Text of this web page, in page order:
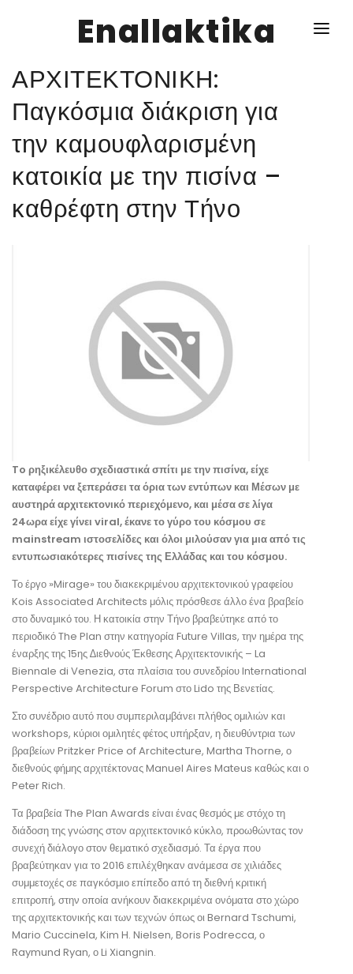
Enallaktika
NEWS
ΥΓΕΙΑ
ΣΥΝΤΑΓΕΣ
ΔΙΑΦΟΡΑ
ΑΡΧΙΤΕΚΤΟΝΙΚΗ:
Παγκόσμια διάκριση για
την καμουφλαρισμένη
κατοικία με την πισίνα –
καθρέφτη στην Τήνο
To ρηξικέλευθο σχεδιαστικά σπίτι με την πισίνα, είχε
καταφέρει να ξεπεράσει τα όρια των εντύπων και Μέσων με
αυστηρά αρχιτεκτονικό περιεχόμενο, και μέσα σε λίγα
24ωρα είχε γίνει viral, έκανε το γύρο του κόσμου σε
mainstream ιστοσελίδες και όλοι μιλούσαν για μια από τις
εντυπωσιακότερες πισίνες της Ελλάδας και του κόσμου.
Το έργο »Mirage» του διακεκριμένου αρχιτεκτονικού γραφείου
Kois Associated Architects μόλις πρόσθεσε άλλο ένα βραβείο
στο δυναμικό του. Η κατοικία στην Τήνο βραβεύτηκε από το
περιοδικό The Plan στην κατηγορία Future Villas, την ημέρα της
έναρξης της 15ης ∆ιεθνούς Έκθεσης Αρχιτεκτονικής – La
Biennale di Venezia, στα πλαίσια του συνεδρίου International
Perspective Architecture Forum στο Lido της Βενετίας.
Στο συνέδριο αυτό που συμπεριλαμβάνει πλήθος ομιλιών και
workshops, κύριοι ομιλητές φέτος υπήρξαν, η διευθύντρια των
βραβείων Pritzker Price of Architecture, Martha Thorne, ο
διεθνούς φήμης αρχιτέκτονας Manuel Aires Mateus καθώς και ο
Peter Rich.
Τα βραβεία The Plan Awards είναι ένας θεσμός με στόχο τη
διάδοση της γνώσης στον αρχιτεκτονικό κύκλο, προωθώντας τον
συνεχή διάλογο στον θεματικό σχεδιασμό. Τα έργα που
βραβεύτηκαν για το 2016 επιλέχθηκαν ανάμεσα σε χιλιάδες
συμμετοχές σε παγκόσμιο επίπεδο από τη διεθνή κριτική
επιτροπή, στην οποία ανήκουν διακεκριμένα ονόματα στο χώρο
της αρχιτεκτονικής και των τεχνών όπως οι Bernard Tschumi,
Mario Cuccinela, Kim H. Nielsen, Boris Podrecca, ο
Raymund Ryan, ο Li Xiangnin.